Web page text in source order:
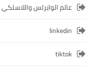
عالم الوايرلس واللاسلكي
linkedin
tiktok